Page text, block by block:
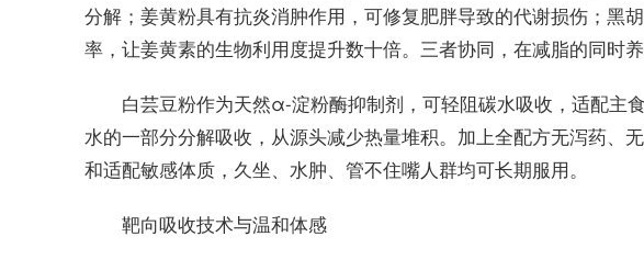
分解；姜黄粉具有抗炎消肿作用，可修复肥胖导致的代谢损伤；黑
率，让姜黄素的生物利用度提升数十倍。三者协同，在减脂的同时
白芸豆粉作为天然α-淀粉酶抑制剂，可轻阻碳水吸收，适配主
水的一部分分解吸收，从源头减少热量堆积。加上全配方无泻药、
和适配敏感体质，久坐、水肿、管不住嘴人群均可长期服用。
靶向吸收技术与温和体感